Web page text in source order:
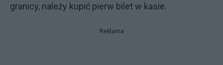
granicy, należy kupić pierw bilet w kasie.
Reklama